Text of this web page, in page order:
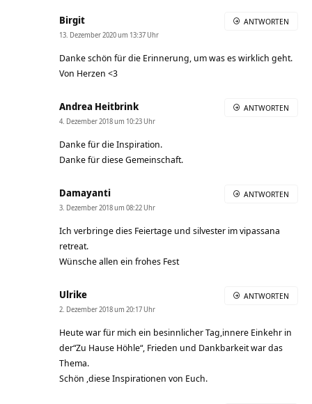
Birgit
13. Dezember 2020 um 13:37 Uhr
Danke schön für die Erinnerung, um was es wirklich geht.
Von Herzen <3
ANTWORTEN
Andrea Heitbrink
4. Dezember 2018 um 10:23 Uhr
Danke für die Inspiration.
Danke für diese Gemeinschaft.
ANTWORTEN
Damayanti
3. Dezember 2018 um 08:22 Uhr
Ich verbringe dies Feiertage und silvester im vipassana
retreat.
Wünsche allen ein frohes Fest
ANTWORTEN
Ulrike
2. Dezember 2018 um 20:17 Uhr
Heute war für mich ein besinnlicher Tag,innere Einkehr in
der“Zu Hause Höhle“, Frieden und Dankbarkeit war das
Thema.
Schön ,diese Inspirationen von Euch.
ANTWORTEN